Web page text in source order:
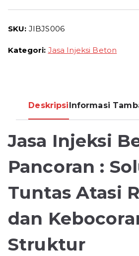
Grouting
Termurah
SKU: JIBJS006
Kategori: Jasa Injeksi Beton
Deskripsi Informasi
Jasa Injeksi
Pancoran :
Tuntas Atasi
dan
Struktur